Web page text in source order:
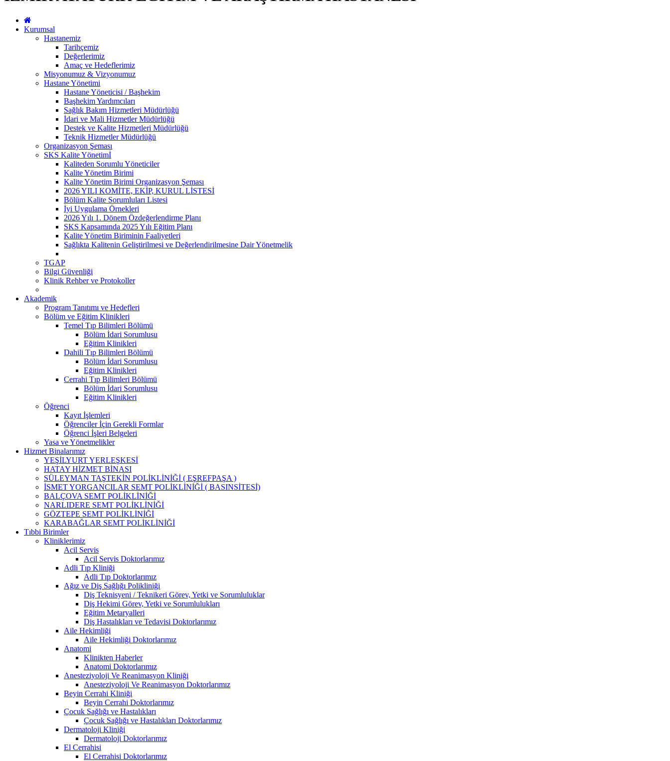
Kurumsal
Hastanemiz
Tarihçemiz
Değerlerimiz
Amaç ve Hedeflerimiz
Misyonumuz & Vizyonumuz
Hastane Yönetimi
Hastane Yöneticisi / Başhekim
Başhekim Yardımcıları
Sağlık Bakım Hizmetleri Müdürlüğü
İdari ve Mali Hizmetler Müdürlüğü
Destek ve Kalite Hizmetleri Müdürlüğü
Teknik Hizmetler Müdürlüğü
Organizasyon Şeması
SKS Kalite Yönetimİ
Kaliteden Sorumlu Yöneticiler
Kalite Yönetim Birimi
Kalite Yönetim Birimi Organizasyon Şeması
2026 YILI KOMİTE, EKİP, KURUL LİSTESİ
Bölüm Kalite Sorumluları Listesi
İyi Uygulama Örnekleri
2026 Yılı 1. Dönem Özdeğerlendirme Planı
SKS Kapsamında 2025 Yılı Eğitim Planı
Kalite Yönetim Biriminin Faaliyetleri
Sağlıkta Kalitenin Geliştirilmesi ve Değerlendirilmesine Dair Yönetmelik
TGAP
Bilgi Güvenliği
Klinik Rehber ve Protokoller
Akademik
Program Tanıtımı ve Hedefleri
Bölüm ve Eğitim Klinikleri
Temel Tıp Bilimleri Bölümü
Bölüm İdari Sorumlusu
Eğitim Klinikleri
Dahili Tıp Bilimleri Bölümü
Bölüm İdari Sorumlusu
Eğitim Klinikleri
Cerrahi Tıp Bilimleri Bölümü
Bölüm İdari Sorumlusu
Eğitim Klinikleri
Öğrenci
Kayıt İşlemleri
Öğrenciler İçin Gerekli Formlar
Öğrenci İşleri Belgeleri
Yasa ve Yönetmelikler
Hizmet Binalarımız
YEŞİLYURT YERLEŞKESİ
HATAY HİZMET BİNASI
SÜLEYMAN TAŞTEKİN POLİKLİNİĞİ ( EŞREFPAŞA )
İSMET YORGANCILAR SEMT POLİKLİNİĞİ ( BASINSİTESİ)
BALÇOVA SEMT POLİKLİNİĞİ
NARLIDERE SEMT POLİKLİNİĞİ
GÖZTEPE SEMT POLİKLİNİĞİ
KARABAĞLAR SEMT POLİKLİNİĞİ
Tıbbi Birimler
Kliniklerimiz
Acil Servis
Acil Servis Doktorlarımız
Adli Tıp Kliniği
Adli Tıp Doktorlarımız
Ağız ve Diş Sağlığı Polikliniği
Diş Teknisyeni / Teknikeri Görev, Yetki ve Sorumluluklar
Diş Hekimi Görev, Yetki ve Sorumlulukları
Eğitim Metaryalleri
Diş Hastalıkları ve Tedavisi Doktorlarımız
Aile Hekimliği
Aile Hekimliği Doktorlarımız
Anatomi
Klinikten Haberler
Anatomi Doktorlarımız
Anesteziyoloji Ve Reanimasyon Kliniği
Anesteziyoloji Ve Reanimasyon Doktorlarımız
Beyin Cerrahi Kliniği
Beyin Cerrahi Doktorlarımız
Çocuk Sağlığı ve Hastalıkları
Çocuk Sağlığı ve Hastalıkları Doktorlarımız
Dermatoloji Kliniği
Dermatoloji Doktorlarımız
El Cerrahisi
El Cerrahisi Doktorlarımız